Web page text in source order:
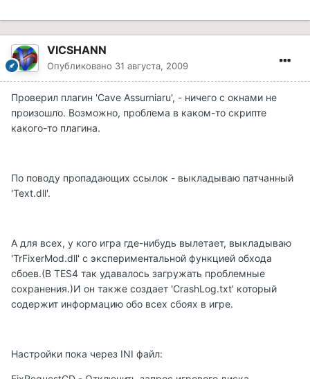
VICSHANN
Опубликовано 31 августа, 2009
Проверил плагин 'Cave Assurniaru', - ничего с окнами не
произошло. Возможно, проблема в каком-то скрипте
какого-то плагина.
По поводу пропадающих ссылок - выкладываю патчанный
'Text.dll'.
А для всех, у кого игра где-нибудь вылетает, выкладываю
'TrFixerMod.dll' с экспериментальной функцией обхода
сбоев.(В TES4 так удавалось загружать проблемные
сохранения.)И он также создает 'CrashLog.txt' который
содержит информацию обо всех сбоях в игре.
Настройки пока через INI файл: